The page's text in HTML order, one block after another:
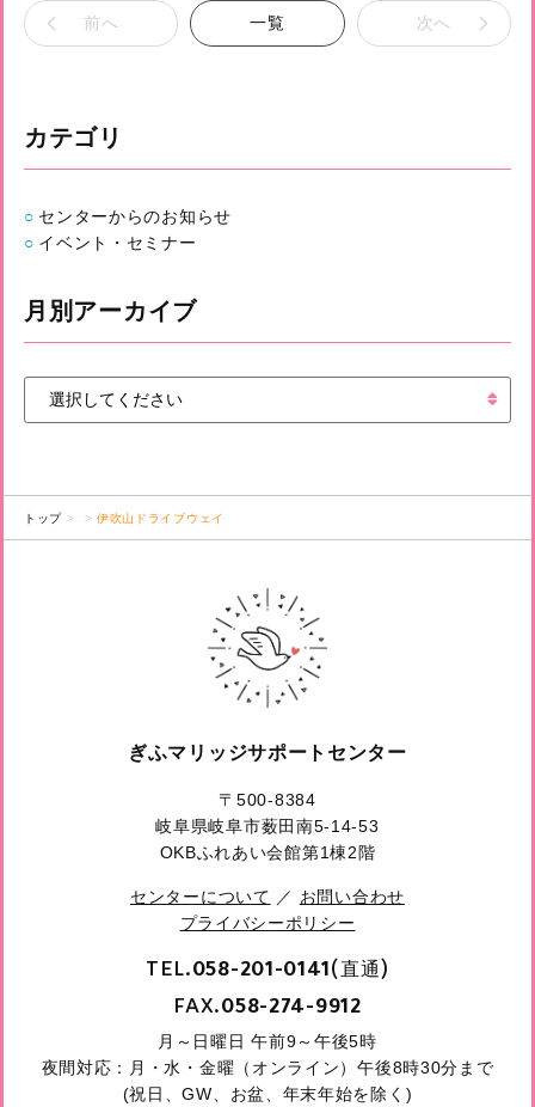
前へ 一覧 次へ
カテゴリ
センターからのお知らせ
イベント・セミナー
月別アーカイブ
トップ 伊吹山ドライブウェイ
ぎふマリッジサポートセンター
〒500-8384
岐阜県岐阜市薮田南5-14-53
OKBふれあい会館第1棟2階
センターについて ／ お問い合わせ
プライバシーポリシー
TEL.058-201-0141(直通)
FAX.058-274-9912
月～日曜日 午前9～午後5時
夜間対応：月・水・金曜（オンライン）午後8時30分まで
(祝日、GW、お盆、年末年始を除く)